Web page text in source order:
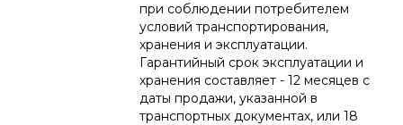
при соблюдении потребителем
условий транспортирования,
хранения и эксплуатации.
Гарантийный срок эксплуатации и
хранения составляет - 12 месяцев с
даты продажи, указанной в
транспортных документах, или 18